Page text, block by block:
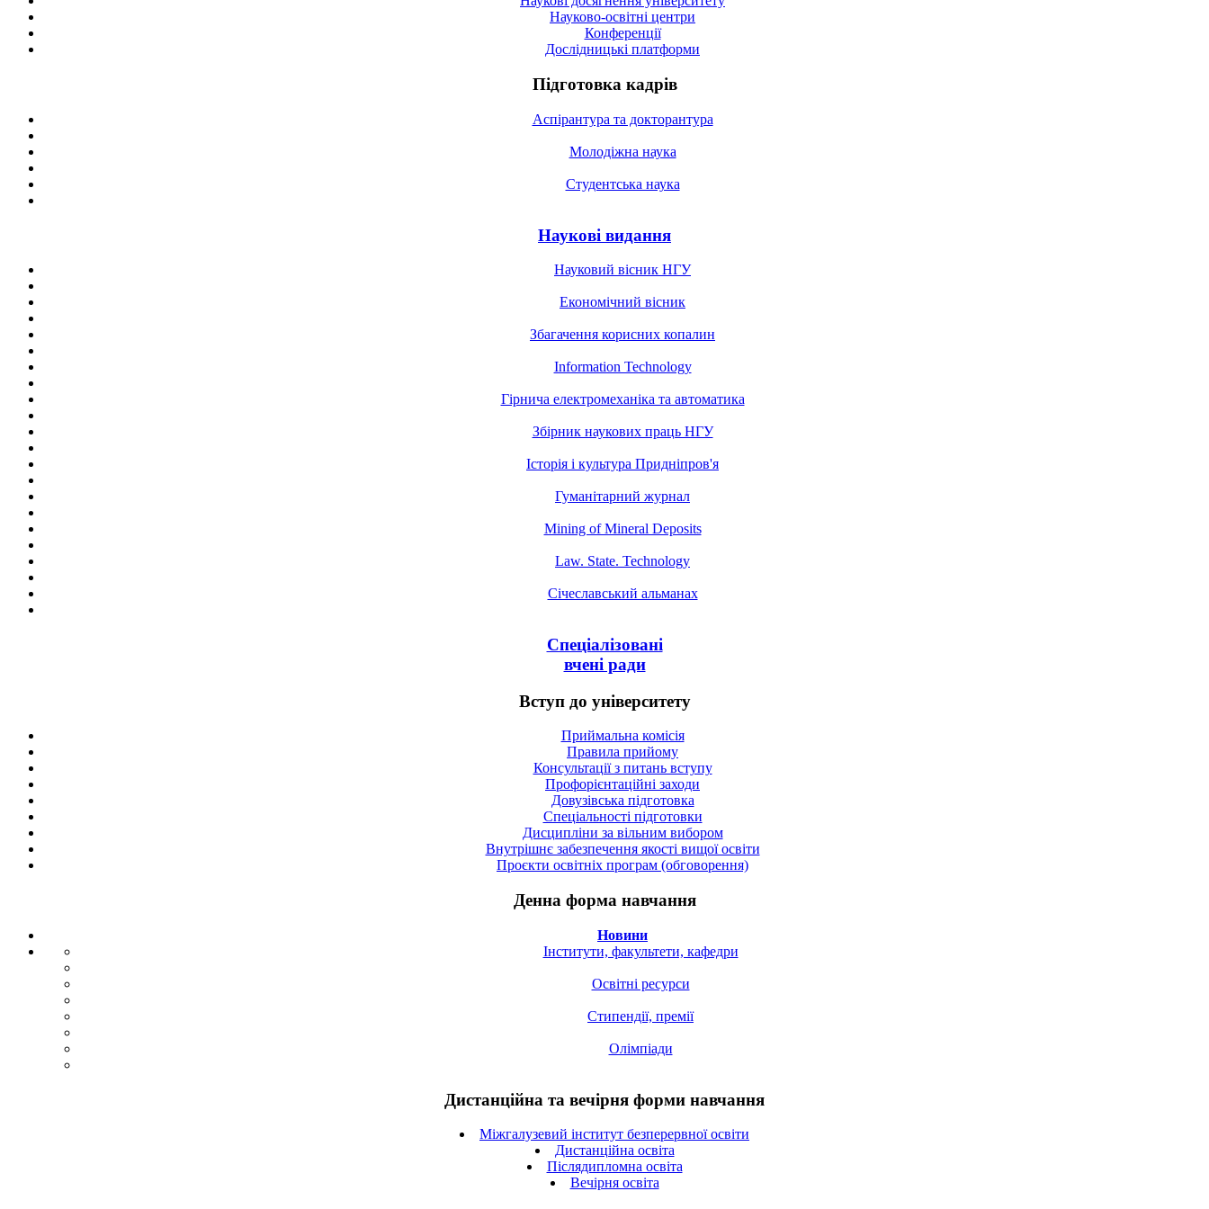
Науково-освітні центри
Конференції
Дослідницькі платформи
Підготовка кадрів
Аспірантура та докторантура
Молодіжна наука
Студентська наука
Наукові видання
Науковий вісник НГУ
Економічний вісник
Збагачення корисних копалин
Information Technology
Гірнича електромеханіка та автоматика
Збірник наукових праць НГУ
Історія і культура Придніпров'я
Гуманітарний журнал
Mining of Mineral Deposits
Law. State. Technology
Січеславський альманах
Спеціалізовані
вчені ради
Вступ до університету
Приймальна комісія
Правила прийому
Консультації з питань вступу
Профорієнтаційні заходи
Довузівська підготовка
Спецiальностi підготовки
Дисципліни за вільним вибором
Внутрішнє забезпечення якості вищої освіти
Проєкти освітніх програм (обговорення)
Денна форма навчання
Новини
Інститути, факультети, кафедри
Освітні ресурси
Стипендії, премії
Олімпіади
Дистанційна та вечірня форми навчання
Міжгалузевий інститут безперервної освіти
Дистанційна освіта
Післядипломна освіта
Вечірня освіта